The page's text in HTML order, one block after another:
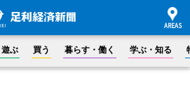
遊ぶ 買う 暮らす・働く 学ぶ・知る